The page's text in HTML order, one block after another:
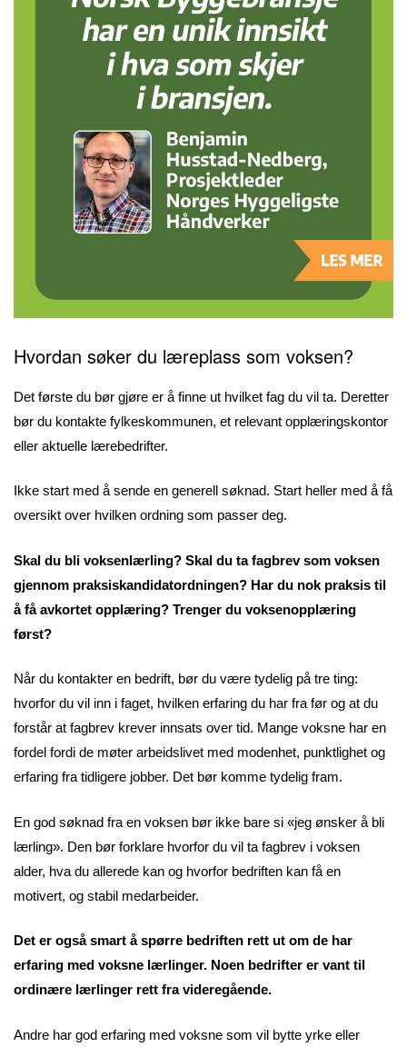
Hvordan søker du læreplass som voksen?
Det første du bør gjøre er å finne ut hvilket fag du vil ta. Deretter
bør du kontakte fylkeskommunen, et relevant opplæringskontor
eller aktuelle lærebedrifter.
Ikke start med å sende en generell søknad. Start heller med å få
oversikt over hvilken ordning som passer deg.
Skal du bli voksenlærling? Skal du ta fagbrev som voksen
gjennom praksiskandidatordningen? Har du nok praksis til
å få avkortet opplæring? Trenger du voksenopplæring
først?
Når du kontakter en bedrift, bør du være tydelig på tre ting:
hvorfor du vil inn i faget, hvilken erfaring du har fra før og at du
forstår at fagbrev krever innsats over tid. Mange voksne har en
fordel fordi de møter arbeidslivet med modenhet, punktlighet og
erfaring fra tidligere jobber. Det bør komme tydelig fram.
En god søknad fra en voksen bør ikke bare si «jeg ønsker å bli
lærling». Den bør forklare hvorfor du vil ta fagbrev i voksen
alder, hva du allerede kan og hvorfor bedriften kan få en
motivert, og stabil medarbeider.
Det er også smart å spørre bedriften rett ut om de har
erfaring med voksne lærlinger. Noen bedrifter er vant til
ordinære lærlinger rett fra videregående.
Andre har god erfaring med voksne som vil bytte yrke eller